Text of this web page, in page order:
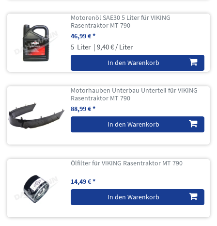
Motorenöl SAE30 5 Liter für VIKING
Rasentraktor MT 790
46,99 € *
5 Liter | 9,40 € / Liter
In den Warenkorb
Motorhauben Unterbau Unterteil für VIKING
Rasentraktor MT 790
88,99 € *
In den Warenkorb
Ölfilter für VIKING Rasentraktor MT 790
14,49 € *
In den Warenkorb